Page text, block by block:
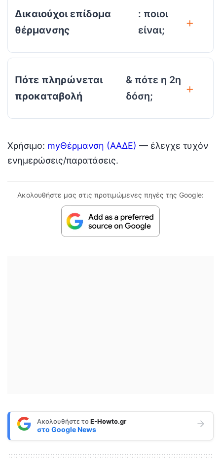
Δικαιούχοι επίδομα
θέρμανσης
: ποιοι
είναι;
Πότε πληρώνεται
προκαταβολή
& πότε η 2η
δόση;
Χρήσιμο: myΘέρμανση (ΑΑΔΕ) — έλεγχε τυχόν
ενημερώσεις/παρατάσεις.
Ακολουθήστε μας στις προτιμώμενες πηγές της Google:
Ακολουθήστε τοE-Howto.gr
στο Google News